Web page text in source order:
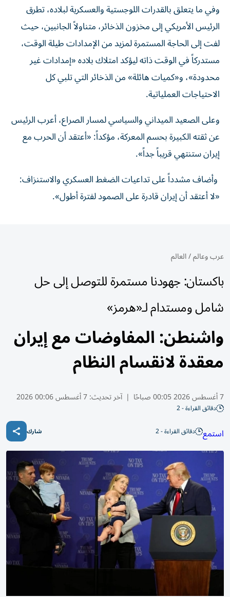
وفي ما يتعلق بالقدرات اللوجستية والعسكرية لبلاده، تطرق
الرئيس الأمريكي إلى مخزون الذخائر، متناولاً الجانبين، حيث
لفت إلى الحاجة المستمرة لمزيد من الإمدادات طيلة الوقت،
مستدركاً في الوقت ذاته ليؤكد امتلاك بلاده «إمدادات غير
محدودة»، و«كميات هائلة» من الذخائر التي تلبي كل
الاحتياجات العملياتية.
وعلى الصعيد الميداني والسياسي لمسار الصراع، أعرب الرئيس
عن ثقته الكبيرة بحسم المعركة، مؤكداً: «أعتقد أن الحرب مع
إيران ستنتهي قريباً جداً».
وأضاف مشدداً على تداعيات الضغط العسكري والاستنزاف:
«لا أعتقد أن إيران قادرة على الصمود لفترة أطول».
عرب وعالم/العالم
باكستان: جهودنا مستمرة للتوصل إلى حل
شامل ومستدام لـ«هرمز»
واشنطن: المفاوضات مع إيران
معقدة لانقسام النظام
7 أغسطس 2026 00:05 صباحًا | آخر تحديث:7 أغسطس 00:06 2026
دقائق القراءة - 2
استمع دقائق القراءة - 2 شارك